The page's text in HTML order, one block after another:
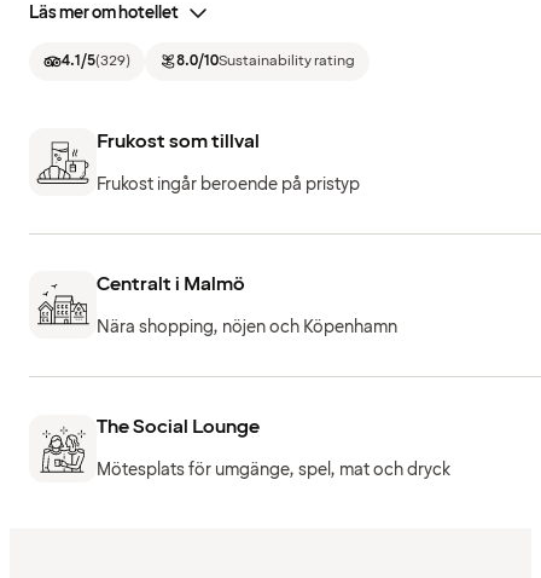
Läs mer om hotellet
4.1/5(329) 8.0/10Sustainability rating
Frukost som tillval
Frukost ingår beroende på pristyp
Centralt i Malmö
Nära shopping, nöjen och Köpenhamn
The Social Lounge
Mötesplats för umgänge, spel, mat och dryck